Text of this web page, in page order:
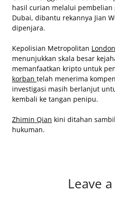
hasil curian melalui
Dubai, dibantu rekannya Jian
dipenjara.
Kepolisian Metropolitan London
menunjukkan skala besar
memanfaatkan kripto untuk
korban telah menerima
investigasi masih berlanjut
kembali ke tangan penipu.
Zhimin Qian kini ditahan
hukuman.
Leave